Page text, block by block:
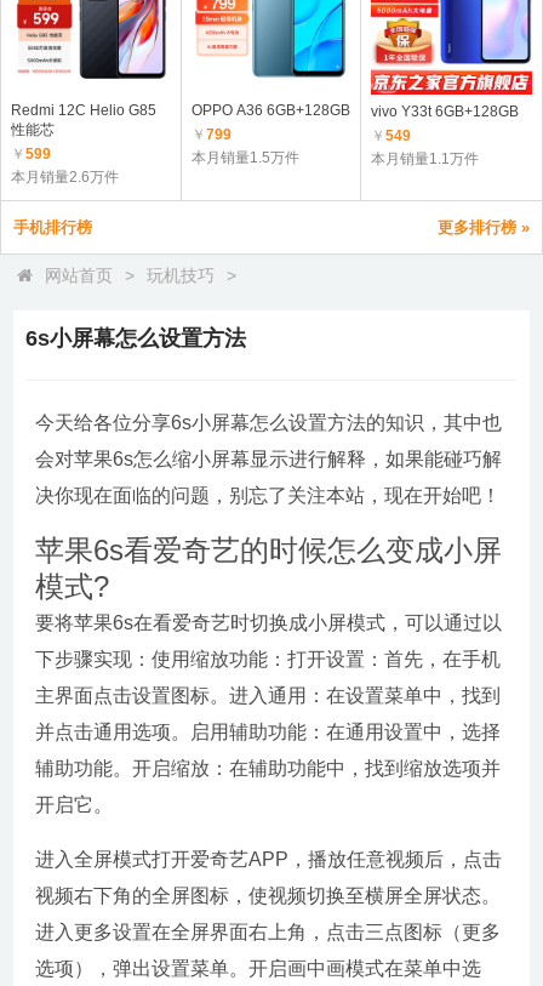
Redmi 12C Helio G85
性能芯
￥ 599
本月销量2.6万件
OPPO A36 6GB+128GB
￥ 799
本月销量1.5万件
vivo Y33t 6GB+128GB
￥549
本月销量1.1万件
手机排行榜 更多排行榜 »
网站首页 > 玩机技巧 >
6s小屏幕怎么设置方法
今天给各位分享6s小屏幕怎么设置方法的知识，其中也
会对苹果6s怎么缩小屏幕显示进行解释，如果能碰巧解
决你现在面临的问题，别忘了关注本站，现在开始吧！
苹果6s看爱奇艺的时候怎么变成小屏
模式?
要将苹果6s在看爱奇艺时切换成小屏模式，可以通过以
下步骤实现：使用缩放功能：打开设置：首先，在手机
主界面点击设置图标。进入通用：在设置菜单中，找到
并点击通用选项。启用辅助功能：在通用设置中，选择
辅助功能。开启缩放：在辅助功能中，找到缩放选项并
开启它。
进入全屏模式打开爱奇艺APP，播放任意视频后，点击
视频右下角的全屏图标，使视频切换至横屏全屏状态。
进入更多设置在全屏界面右上角，点击三点图标（更多
选项），弹出设置菜单。开启画中画模式在菜单中选